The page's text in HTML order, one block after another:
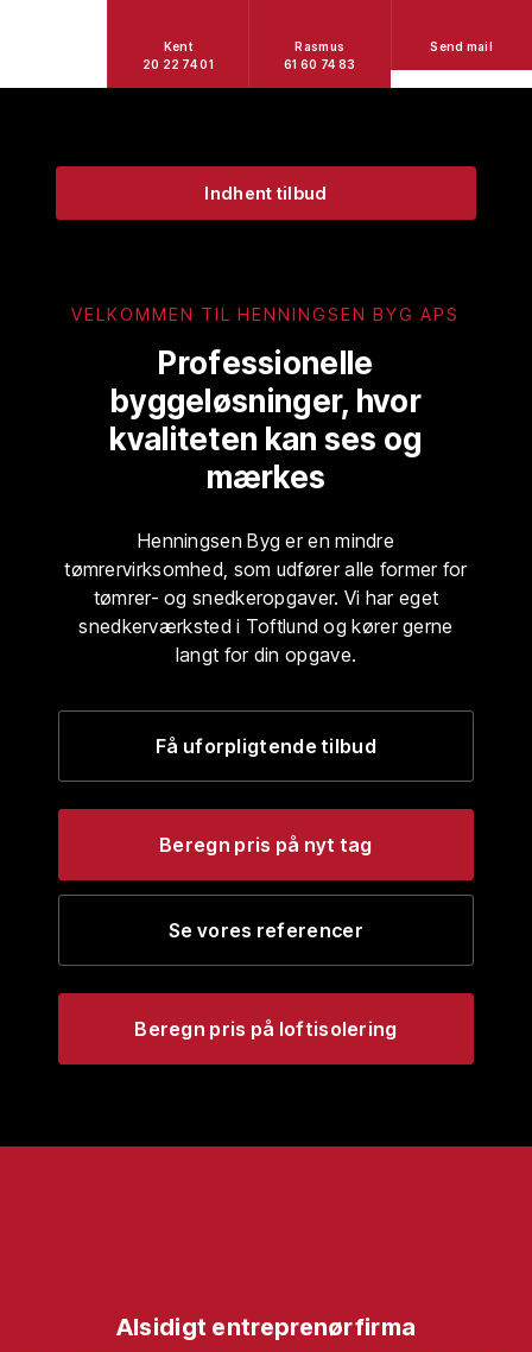
Kent
20 22 74 01
Rasmus
61 60 74 83
Send mail
Indhent tilbud
VELKOMMEN TIL HENNINGSEN BYG APS
Professionelle
byggeløsninger, hvor
kvaliteten kan ses og
mærkes
Henningsen Byg er en mindre
tømrervirksomhed, som udfører alle former for
tømrer- og snedkeropgaver. Vi har eget
snedkerværksted i Toftlund og kører gerne
langt for din opgave.
Få uforpligtende tilbud
Beregn pris på nyt tag
Se vores referencer
Beregn pris på loftisolering
Alsidigt entreprenørfirma